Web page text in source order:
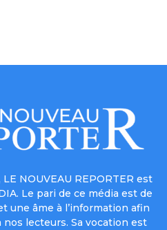
NOUVEAU REPORTER est
Le pari de ce média est de
une âme à l’information afin
lecteurs. Sa vocation est